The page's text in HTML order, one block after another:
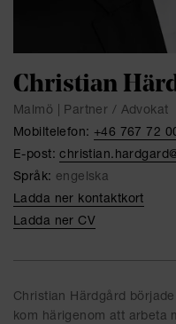
Christian
Malmö | Partner / Advokat
Mobiltelefon: +46 767 72
E-post:
Språk: engelska
Ladda ner kontaktkort
Ladda ner CV
Christian Härdgård
kom härigenom att arbeta